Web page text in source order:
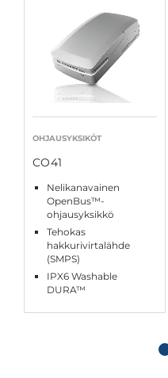
OHJAUSYKSIKÖT
CO41
Nelikanavainen
OpenBus™-
ohjausyksikkö
Tehokas
hakkurivirtalähde
(SMPS)
IPX6 Washable
DURA™